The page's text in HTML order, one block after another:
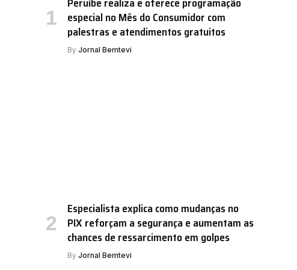
especial no Mês do Consumidor com
palestras e atendimentos gratuitos
By Jornal Bemtevi
Especialista explica como mudanças no
PIX reforçam a segurança e aumentam as
chances de ressarcimento em golpes
By Jornal Bemtevi